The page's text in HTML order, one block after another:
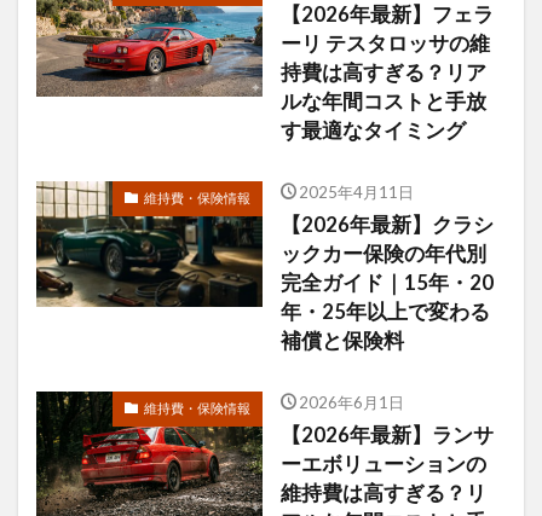
【2026年最新】フェラ
ーリ テスタロッサの維
持費は高すぎる？リア
ルな年間コストと手放
す最適なタイミング
維持費・保険情報 2025年4月11日
【2026年最新】クラシ
ックカー保険の年代別
完全ガイド｜15年・20
年・25年以上で変わる
補償と保険料
維持費・保険情報 2026年6月1日
【2026年最新】ランサ
ーエボリューションの
維持費は高すぎる？リ